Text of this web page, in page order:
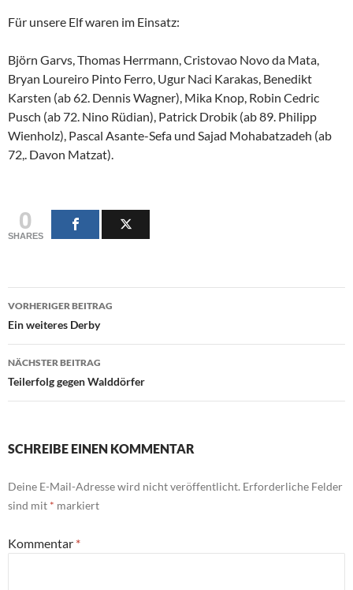
Für unsere Elf waren im Einsatz:
Björn Garvs, Thomas Herrmann, Cristovao Novo da Mata,
Bryan Loureiro Pinto Ferro, Ugur Naci Karakas, Benedikt
Karsten (ab 62. Dennis Wagner), Mika Knop, Robin Cedric
Pusch (ab 72. Nino Rüdian), Patrick Drobik (ab 89. Philipp
Wienholz), Pascal Asante-Sefa und Sajad Mohabatzadeh (ab
72,. Davon Matzat).
0
SHARES
Beitragsnavigation
VORHERIGER BEITRAG
Ein weiteres Derby
NÄCHSTER BEITRAG
Teilerfolg gegen Walddörfer
SCHREIBE EINEN KOMMENTAR
Deine E-Mail-Adresse wird nicht veröffentlicht. Erforderliche Felder
sind mit * markiert
Kommentar *